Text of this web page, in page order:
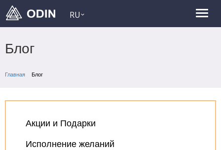
RU
Блог
Главная Блог
Акции и Подарки
Исполнение желаний